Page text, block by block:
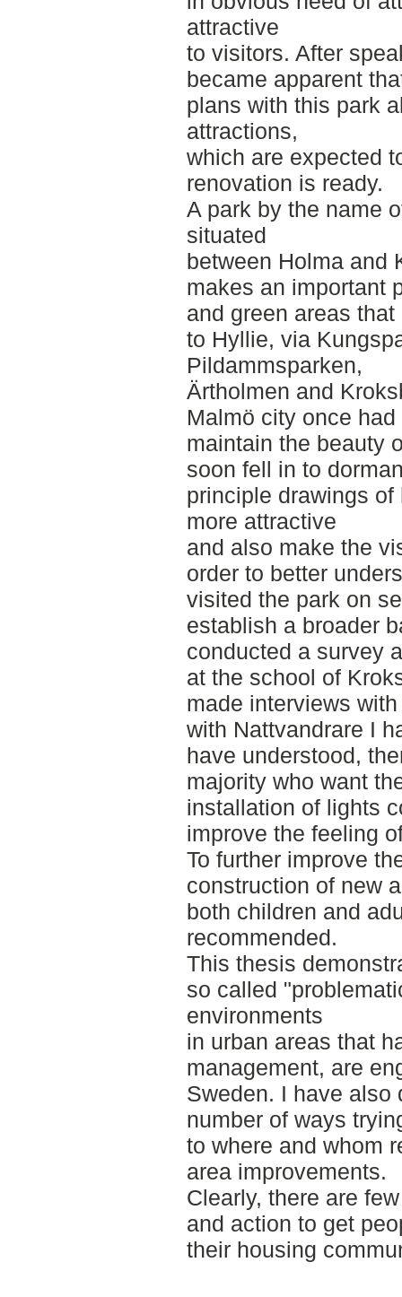
attractive
to visitors. After
became apparent
plans with this park
attractions,
which are expected
renovation is ready.
A park by the name
situated
between Holma and
makes an important
and green areas
to Hyllie, via
Pildammsparken,
Ärtholmen and
Malmö city once
maintain the beauty
soon fell in to
principle drawings
more attractive
and also make the
order to better
visited the park on
establish a broader
conducted a survey
at the school of
made interviews
with Nattvandrare I
have understood,
majority who want
installation of lights
improve the feeling
To further improve
construction of new
both children and
recommended.
This thesis
so called
environments
in urban areas that
management, are
Sweden. I have also
number of ways
to where and whom
area improvements.
Clearly, there are
and action to get
their housing